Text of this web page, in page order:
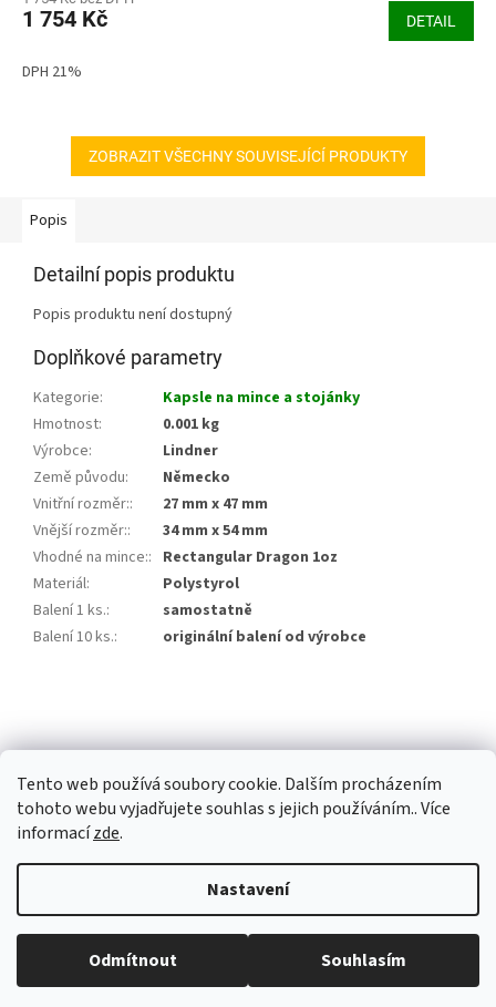
Tento web používá soubory cookie. Dalším procházením
tohoto webu vyjadřujete souhlas s jejich používáním.. Více
informacízde.
Nastavení
Odmítnout Souhlasím
Běžná otevírací doba: Pondělí: 8:30 - 16:00 Úterý: 9:00 -17:00 Středa: 8:30
je
z
1 754 Kč DETAIL
DPH 21%
ZOBRAZIT VŠECHNY SOUVISEJÍCÍ PRODUKTY
Popis
Detailní popis produktu
Popis produktu není dostupný
Doplňkové parametry
Kategorie:
Kapsle na mince a stojánky
Hmotnost:
0.001 kg
Výrobce:
Lindner
Země původu:
Německo
Vnitřní rozměr::
27 mm x 47 mm
Vnější rozměr::
34 mm x 54 mm
Vhodné na mince:: Rectangular Dragon 1oz
Materiál:
Polystyrol
Balení 1 ks.:
samostatně
Balení 10 ks.: originální balení od výrobce
p
Copyright 2026Investiční zlato Praha. Všechna práva vyhrazena.
Upravit nastavení cookies